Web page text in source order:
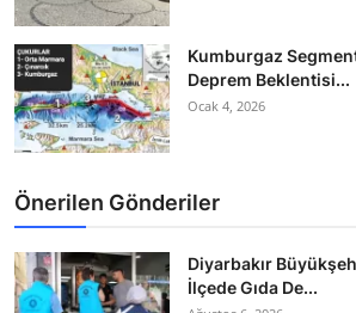
Kumburgaz
Deprem Beklentisi...
Ocak 4, 2026
Önerilen Gönderiler
Diyarbakır
İlçede Gıda De...